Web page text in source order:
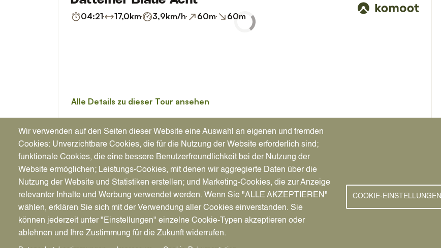
Wir verwenden auf den Seiten dieser Website eine Auswahl an eigenen und fremden
Cookies: Unverzichtbare Cookies, die für die Nutzung der Website erforderlich sind;
funktionale Cookies, die eine bessere Benutzerfreundlichkeit bei der Nutzung der
Website ermöglichen; Leistungs-Cookies, mit denen wir aggregierte Daten über die
Nutzung der Website und Statistiken erstellen; und Marketing-Cookies, die zur Anzeige
relevanter Inhalte und Werbung verwendet werden. Wenn Sie "ALLE AKZEPTIEREN"
wählen, erklären Sie sich mit der Verwendung aller Cookies einverstanden. Sie
können jederzeit unter "Einstellungen" einzelne Cookie-Typen akzeptieren oder
ablehnen und Ihre Zustimmung für die Zukunft widerrufen.
COOKIE-EINSTELLUNGEN